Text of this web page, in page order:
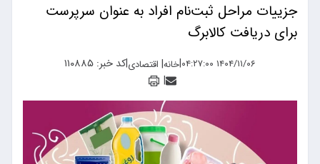
جزییات مراحل ثبت‌نام افراد به عنوان سرپرست
برای دریافت کالابرگ
۱۴۰۴/۱۱/۰۶ ۰۴:۲۷:۰۰ |خانه| اقتصادی|کد خبر: ۱۱۰۸۸۵
|